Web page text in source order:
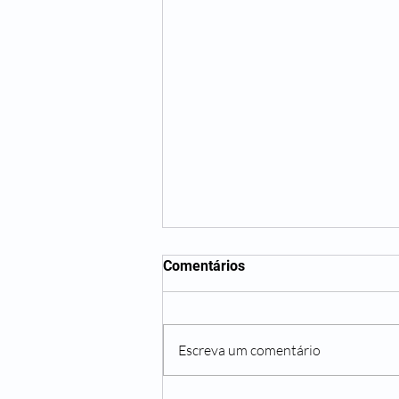
Comentários
Escreva um comentário